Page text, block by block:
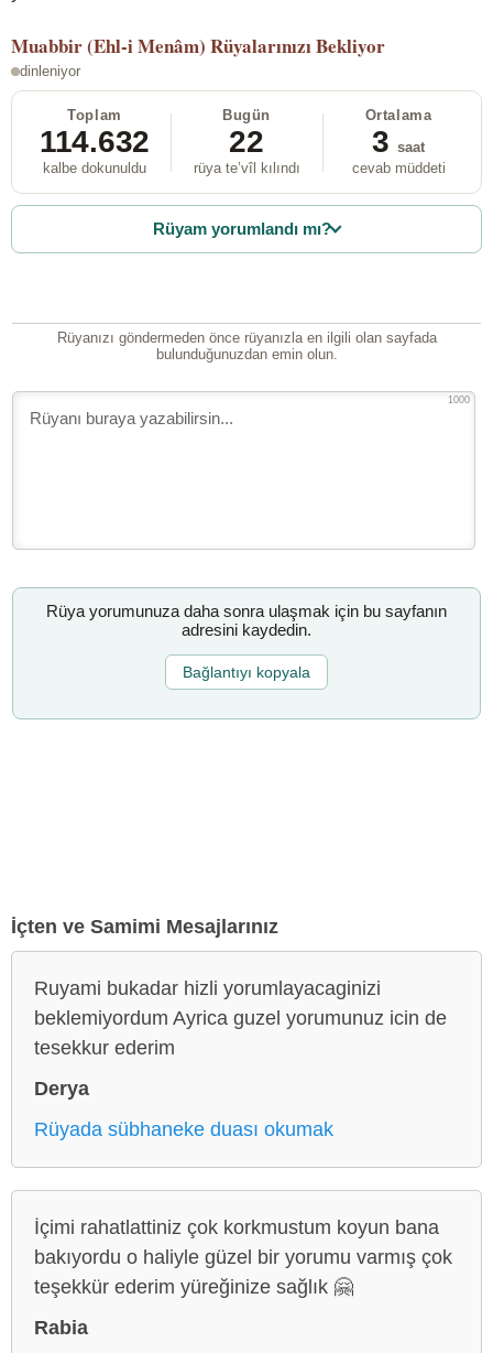
Muabbir (Ehl-i Menâm) Rüyalarınızı Bekliyor
dinleniyor
Toplam
114.632
kalbe dokunuldu
Bugün
22
rüya te’vîl kılındı
Ortalama
3 saat
cevab müddeti
Rüyam yorumlandı mı?
Rüyanızı göndermeden önce rüyanızla en ilgili olan sayfada
bulunduğunuzdan emin olun.
1000
Rüya yorumunuza daha sonra ulaşmak için bu sayfanın
adresini kaydedin.
Bağlantıyı kopyala
İçten ve Samimi Mesajlarınız
Ruyami bukadar hizli yorumlayacaginizi
beklemiyordum Ayrica guzel yorumunuz icin de
tesekkur ederim
Derya
Rüyada sübhaneke duası okumak
İçimi rahatlattiniz çok korkmustum koyun bana
bakıyordu o haliyle güzel bir yorumu varmış çok
teşekkür ederim yüreğinize sağlık 🤗
Rabia